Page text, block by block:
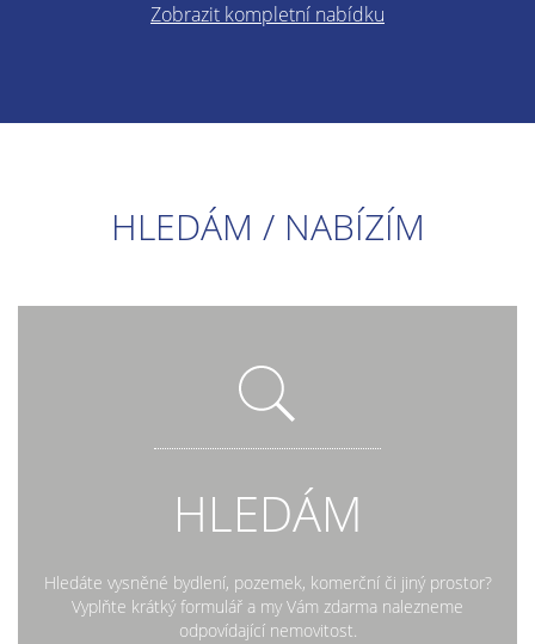
Zobrazit kompletní nabídku
HLEDÁM / NABÍZÍM
HLEDÁM
Hledáte vysněné bydlení, pozemek, komerční či jiný prostor?
Vyplňte krátký formulář a my Vám zdarma nalezneme
odpovídající nemovitost.